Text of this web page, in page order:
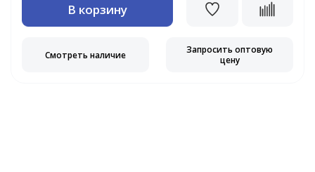
В корзину
Смотреть наличие
Запросить оптовую
цену